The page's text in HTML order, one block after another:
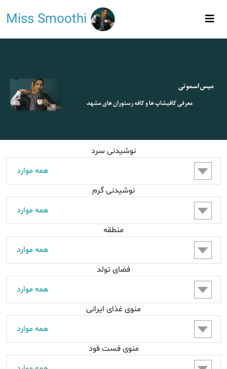
نوشیدنی سرد
نوشیدنی گرم
منطقه
فضای تولد
منوی غذای ایرانی
منوی فست فود